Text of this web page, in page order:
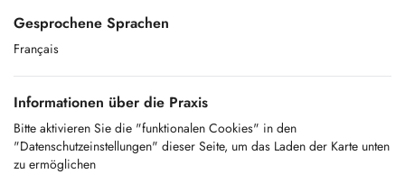
Gesprochene Sprachen
Français
Informationen über die Praxis
Bitte aktivieren Sie die "funktionalen Cookies" in den
"Datenschutzeinstellungen" dieser Seite, um das Laden der Karte unten
zu ermöglichen